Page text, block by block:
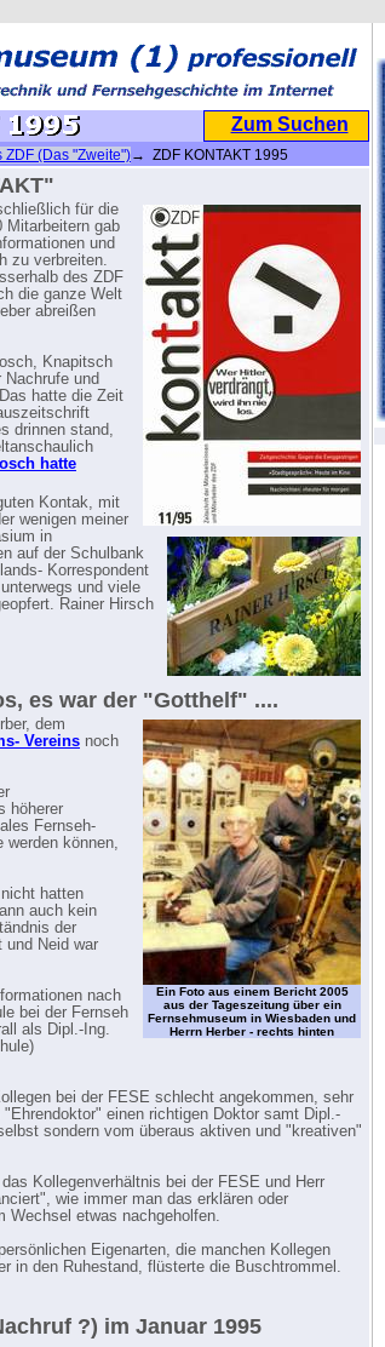
Zum Suchen
ZDF (Das "Zweite")→ ZDF KONTAKT 1995
für die
Mitarbeitern gab
und
zu verbreiten.
des ZDF
die ganze Welt
abreißen
Knapitsch
und
hatte die Zeit
drinnen stand,
hatte
Kontak, mit
wenigen meiner
in
auf der Schulbank
Korrespondent
und viele
Rainer Hirsch
es war der "Gotthelf" ....
Ein Foto aus einem Bericht 2005
aus der Tageszeitung über ein
Fernsehmuseum in Wiesbaden und
Herrn Herber - rechts hinten
dem
Vereins noch
höherer
Fernseh-
werden können,
hatten
auch kein
der
und Neid war
nach
bei der Fernseh
als Dipl.-Ing.
bei der FESE schlecht angekommen, sehr
einen richtigen Doktor samt Dipl.-
sondern vom überaus aktiven und "kreativen"
Kollegenverhältnis bei der FESE und Herr
wie immer man das erklären oder
Wechsel etwas nachgeholfen.
Eigenarten, die manchen Kollegen
in den Ruhestand, flüsterte die Buschtrommel.
?) im Januar 1995